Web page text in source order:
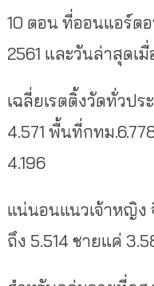
10 ตอน ที่ออนแอร์ต
2561 และวันล่าสุดเ
เฉลี่ยเรตติ้งวัดทั่วปร
4.571 พื้นที่กทม
4.196
แน่นอนแนวเจ้าหญิง
ถึง 5.514 ชายแค่